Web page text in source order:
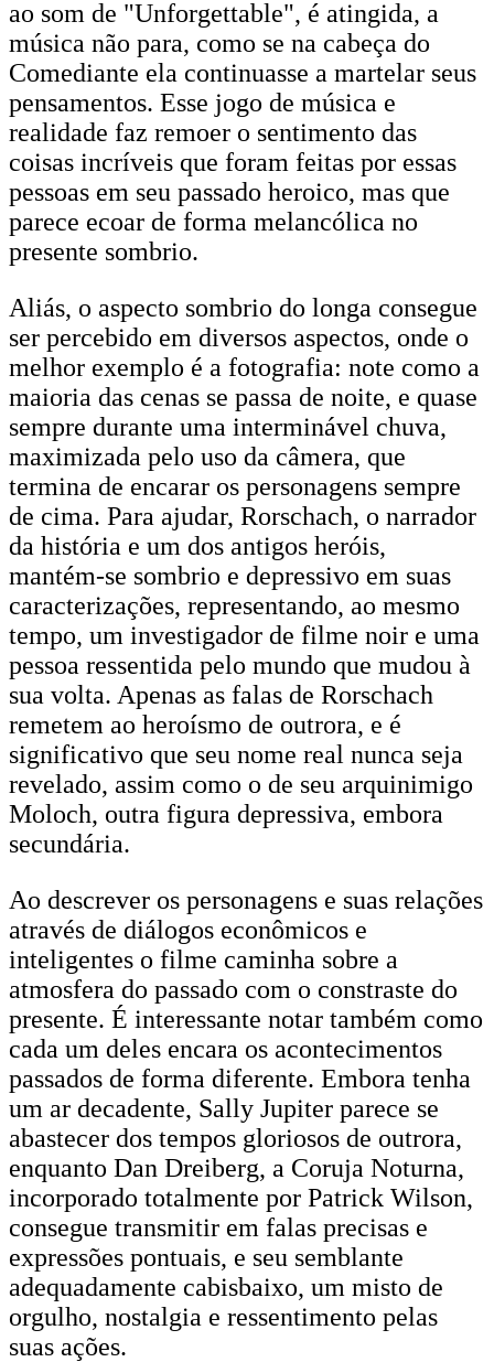
ao som de "Unforgettable", é atingida, a
música não para, como se na cabeça do
Comediante ela continuasse a martelar seus
pensamentos. Esse jogo de música e
realidade faz remoer o sentimento das
coisas incríveis que foram feitas por essas
pessoas em seu passado heroico, mas que
parece ecoar de forma melancólica no
presente sombrio.
Aliás, o aspecto sombrio do longa consegue
ser percebido em diversos aspectos, onde o
melhor exemplo é a fotografia: note como a
maioria das cenas se passa de noite, e quase
sempre durante uma interminável chuva,
maximizada pelo uso da câmera, que
termina de encarar os personagens sempre
de cima. Para ajudar, Rorschach, o narrador
da história e um dos antigos heróis,
mantém-se sombrio e depressivo em suas
caracterizações, representando, ao mesmo
tempo, um investigador de filme noir e uma
pessoa ressentida pelo mundo que mudou à
sua volta. Apenas as falas de Rorschach
remetem ao heroísmo de outrora, e é
significativo que seu nome real nunca seja
revelado, assim como o de seu arquinimigo
Moloch, outra figura depressiva, embora
secundária.
Ao descrever os personagens e suas relações
através de diálogos econômicos e
inteligentes o filme caminha sobre a
atmosfera do passado com o constraste do
presente. É interessante notar também como
cada um deles encara os acontecimentos
passados de forma diferente. Embora tenha
um ar decadente, Sally Jupiter parece se
abastecer dos tempos gloriosos de outrora,
enquanto Dan Dreiberg, a Coruja Noturna,
incorporado totalmente por Patrick Wilson,
consegue transmitir em falas precisas e
expressões pontuais, e seu semblante
adequadamente cabisbaixo, um misto de
orgulho, nostalgia e ressentimento pelas
suas ações.